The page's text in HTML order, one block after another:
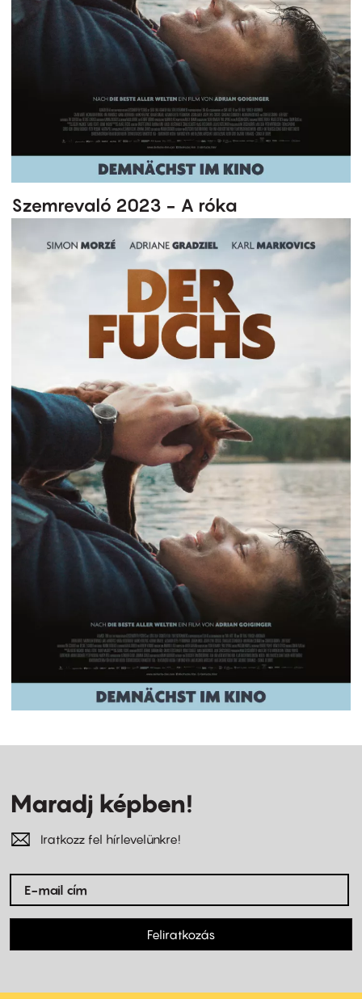
Szemrevaló 2023 - A róka
Maradj képben!
Iratkozz fel hírlevelünkre!
Feliratkozás